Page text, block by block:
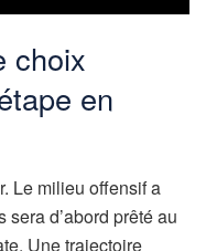
choix
en
Le milieu offensif a
d’abord prêté au
Une trajectoire